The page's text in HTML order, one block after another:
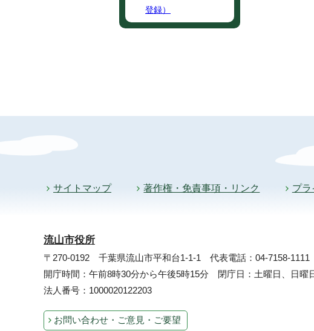
登録）
サイトマップ 著作権・免責事項・リンク プラ
流山市役所
〒270-0192 千葉県流山市平和台1-1-1 代表電話：04-7158-1111
開庁時間：午前8時30分から午後5時15分 閉庁日：土曜日、日曜
法人番号：1000020122203
お問い合わせ・ご意見・ご要望